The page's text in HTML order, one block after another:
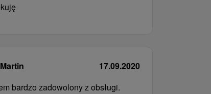
Martin
17.09.2020
bardzo zadowolony z obsługi.